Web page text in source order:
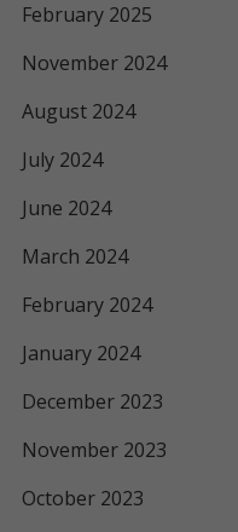
February 2025
November 2024
August 2024
July 2024
June 2024
March 2024
February 2024
January 2024
December 2023
November 2023
October 2023